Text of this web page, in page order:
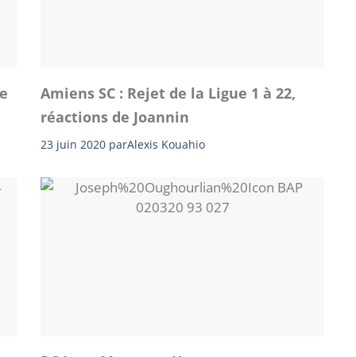
Amiens SC : Rejet de la Ligue 1 à 22,
réactions de Joannin
23 juin 2020 parAlexis Kouahio